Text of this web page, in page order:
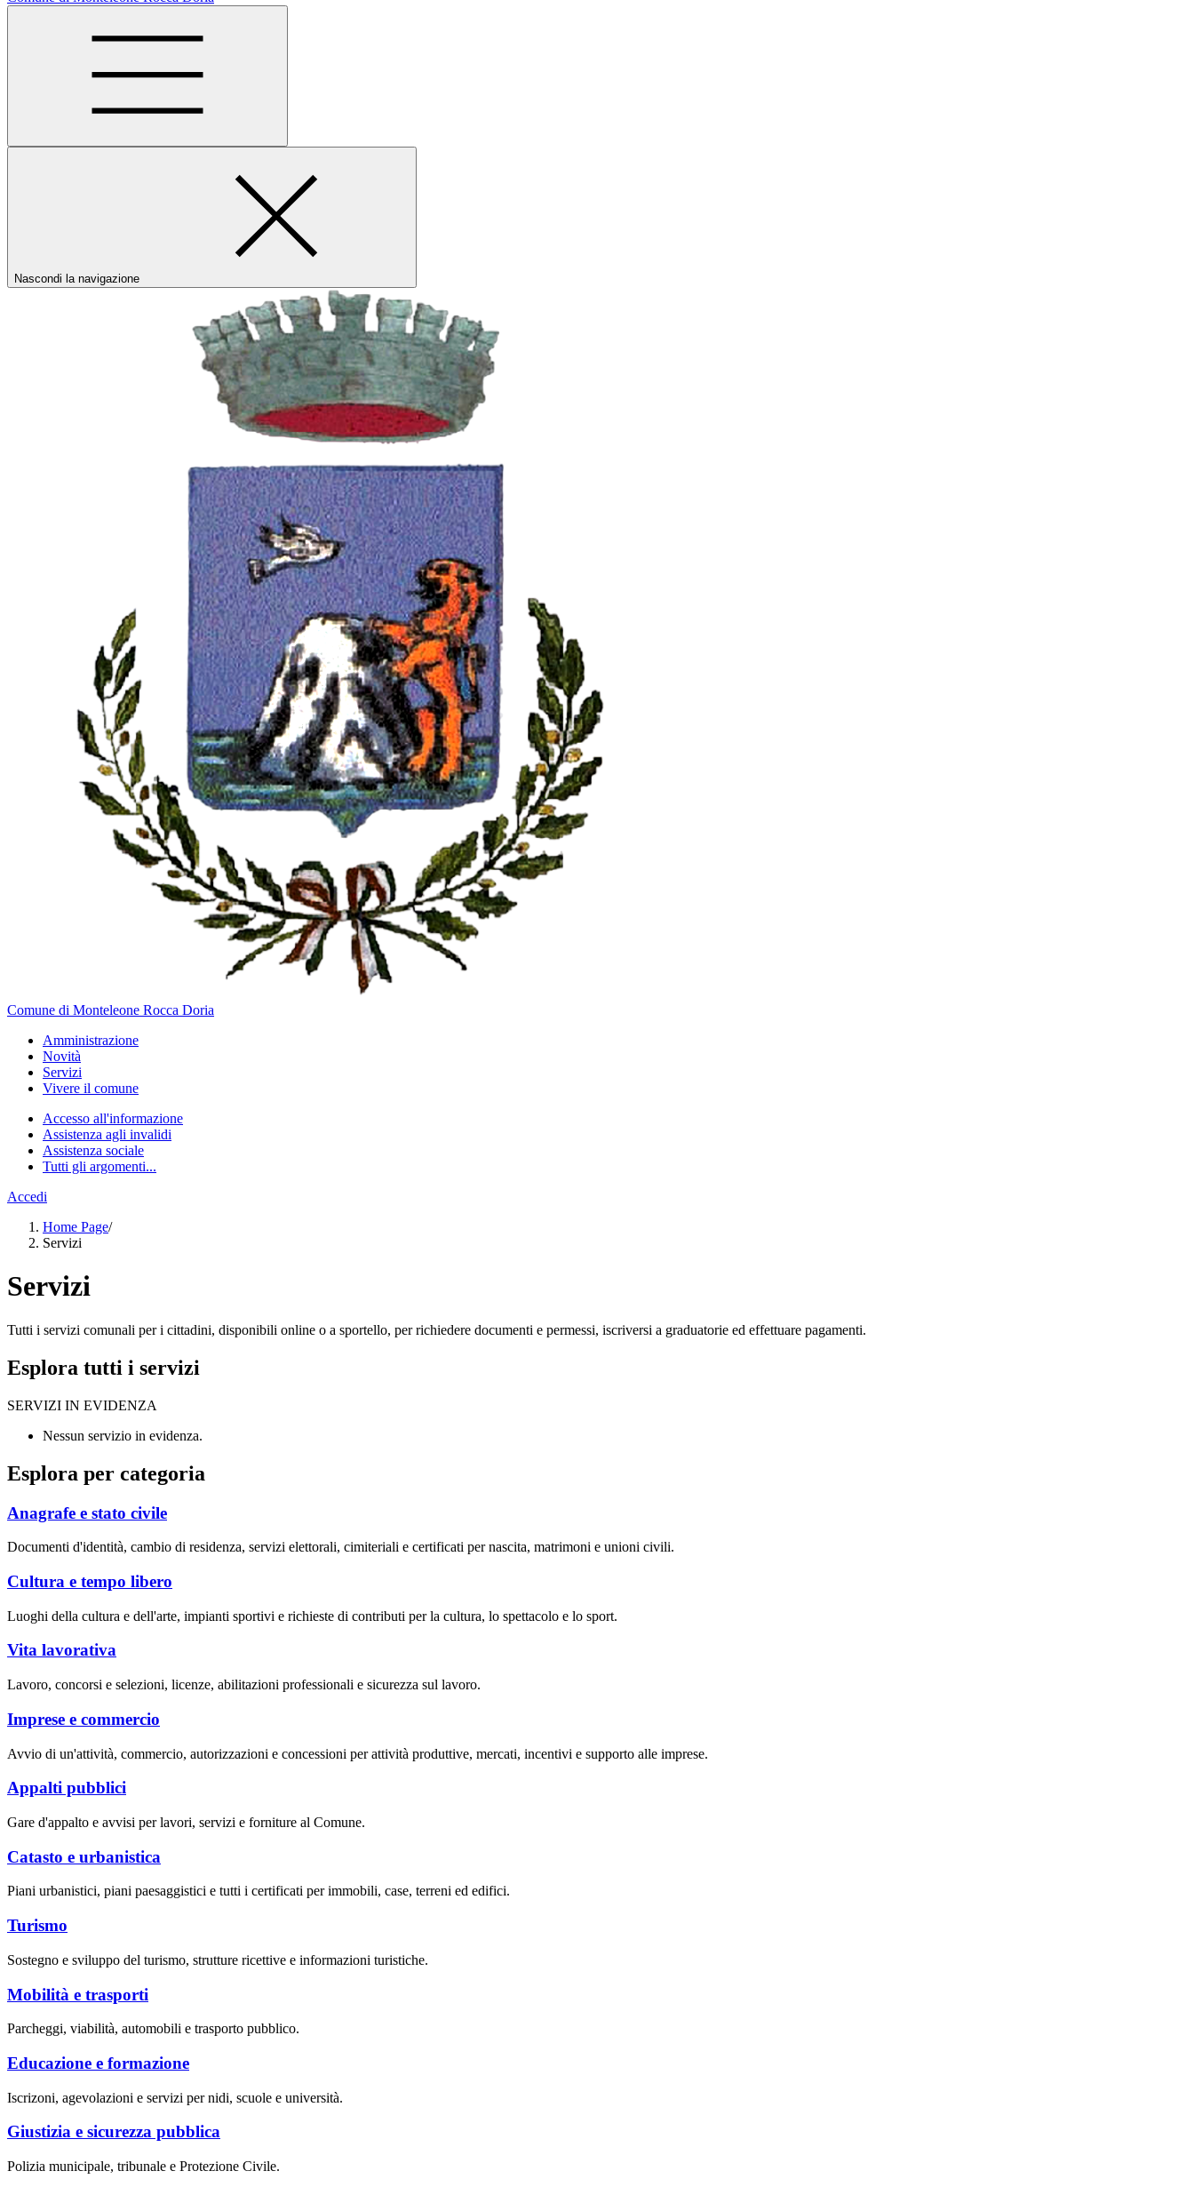
Nascondi la navigazione
Comune di Monteleone Rocca Doria
Amministrazione
Novità
Servizi
Vivere il comune
Accesso all'informazione
Assistenza agli invalidi
Assistenza sociale
Tutti gli argomenti...
Accedi
Home Page/
Servizi
Servizi
Tutti i servizi comunali per i cittadini, disponibili online o a sportello, per richiedere documenti e permessi, iscriversi a graduatorie ed effettuare pagamenti.
Esplora tutti i servizi
SERVIZI IN EVIDENZA
Nessun servizio in evidenza.
Esplora per categoria
Anagrafe e stato civile
Documenti d'identità, cambio di residenza, servizi elettorali, cimiteriali e certificati per nascita, matrimoni e unioni civili.
Cultura e tempo libero
Luoghi della cultura e dell'arte, impianti sportivi e richieste di contributi per la cultura, lo spettacolo e lo sport.
Vita lavorativa
Lavoro, concorsi e selezioni, licenze, abilitazioni professionali e sicurezza sul lavoro.
Imprese e commercio
Avvio di un'attività, commercio, autorizzazioni e concessioni per attività produttive, mercati, incentivi e supporto alle imprese.
Appalti pubblici
Gare d'appalto e avvisi per lavori, servizi e forniture al Comune.
Catasto e urbanistica
Piani urbanistici, piani paesaggistici e tutti i certificati per immobili, case, terreni ed edifici.
Turismo
Sostegno e sviluppo del turismo, strutture ricettive e informazioni turistiche.
Mobilità e trasporti
Parcheggi, viabilità, automobili e trasporto pubblico.
Educazione e formazione
Iscrizoni, agevolazioni e servizi per nidi, scuole e università.
Giustizia e sicurezza pubblica
Polizia municipale, tribunale e Protezione Civile.